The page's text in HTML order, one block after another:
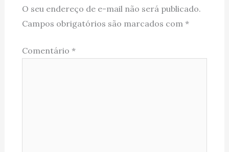
O seu endereço de e-mail não será publicado.
Campos obrigatórios são marcados com *
Comentário *